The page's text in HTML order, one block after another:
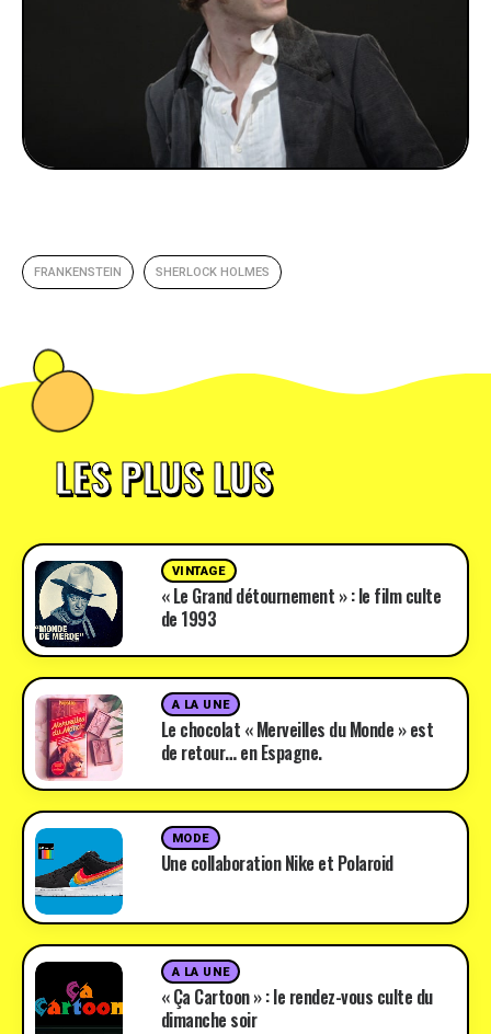
FRANKENSTEIN SHERLOCK HOLMES
LES PLUS LUS
VINTAGE
« Le Grand détournement » : le film culte
de 1993
A LA UNE
Le chocolat « Merveilles du Monde » est
de retour… en Espagne.
MODE
Une collaboration Nike et Polaroid
A LA UNE
« Ça Cartoon » : le rendez-vous culte du
dimanche soir